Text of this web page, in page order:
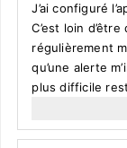
J’ai configuré
C’est loin
régulièrement
qu’une alerte
plus difficile